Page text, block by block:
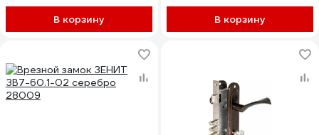
В корзину В корзину